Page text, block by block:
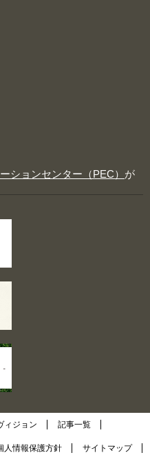
ションセンター（PEC） が
ィジョン 記事一覧
人情報保護方針 サイトマップ